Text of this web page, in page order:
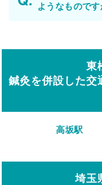
ようなものです
東
鍼灸を併設した交
高坂駅
埼玉